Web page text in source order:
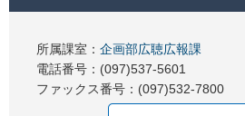
所属課室： 企画部広聴広報課
電話番号：(097)537-5601
ファックス番号：(097)532-7800